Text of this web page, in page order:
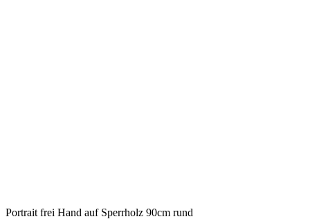
Portrait frei Hand auf Sperrholz 90cm rund